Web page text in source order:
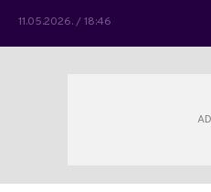
11.05.2026. / 18:46